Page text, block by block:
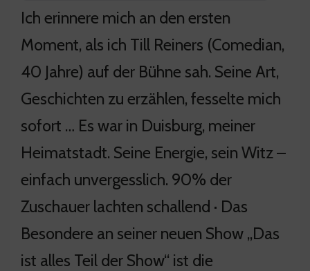
Ich erinnere mich an den ersten
Moment, als ich Till Reiners (Comedian,
40 Jahre) auf der Bühne sah. Seine Art,
Geschichten zu erzählen, fesselte mich
sofort … Es war in Duisburg, meiner
Heimatstadt. Seine Energie, sein Witz –
einfach unvergesslich. 90% der
Zuschauer lachten schallend · Das
Besondere an seiner neuen Show „Das
ist alles Teil der Show“ ist die